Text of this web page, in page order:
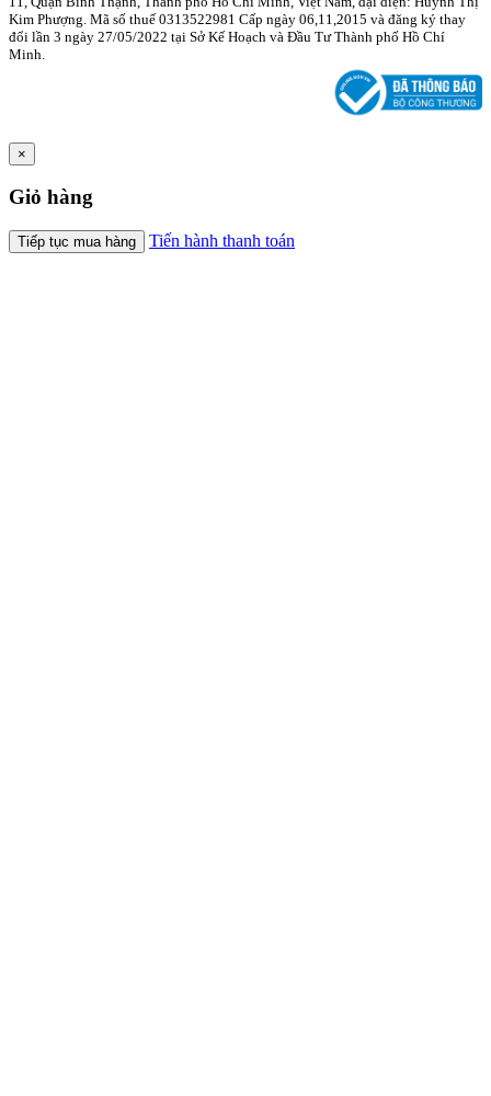
Kim Phượng. Mã số thuế 0313522981 Cấp ngày 06,11,2015 và đăng ký thay
đổi lần 3 ngày 27/05/2022 tại Sở Kế Hoạch và Đầu Tư Thành phố Hồ Chí
Minh.
×
Giỏ hàng
Tiếp tục mua hàng Tiến hành thanh toán